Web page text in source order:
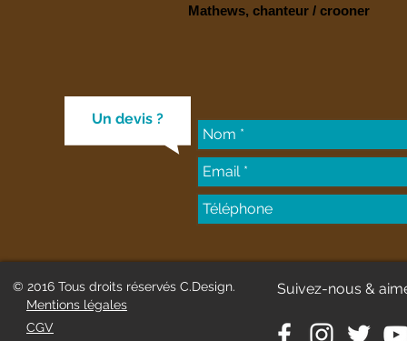
Mathews, chanteur / crooner
Un devis ?
© 2016 Tous droits réservés C.Design.
Mentions légales
CGV
Suivez-nous &